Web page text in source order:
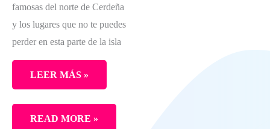
DE
famosas del norte de Cerdeña
y los lugares que no te puedes
perder en esta parte de la isla
LEER MÁS »
LA
READ MORE »